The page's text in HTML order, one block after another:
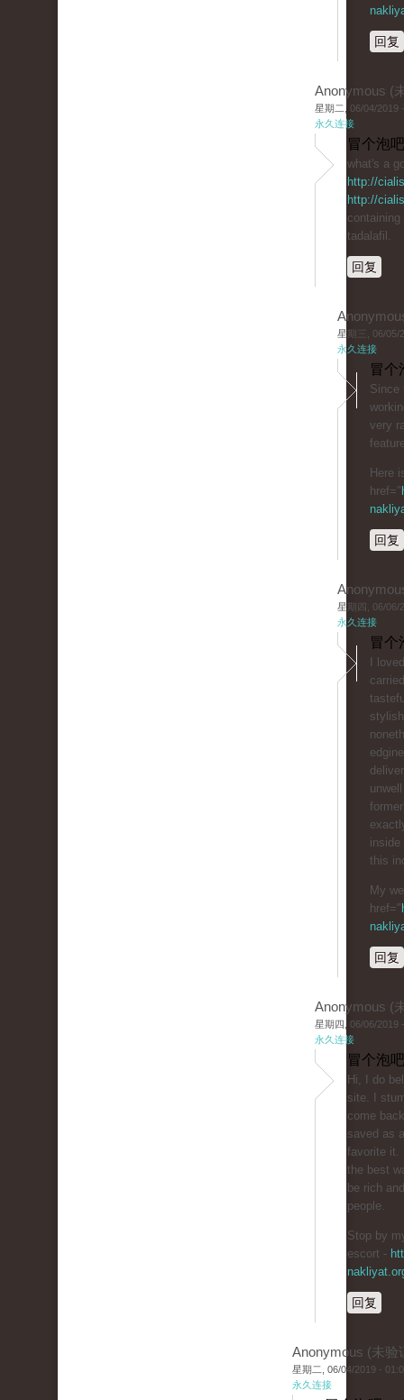
回复
Anonymous (
星期二, 06/04/2019
永久连接
冒个泡
what's a
http://
http://
containing
tadalafil.
回复
星期三, 06/05/
永久连接
冒个
Since
very
Here
href="
回复
星期四, 06/06/
永久连接
冒个
I
this
My
href="
回复
Anonymous (
星期四, 06/06/2019
永久连接
冒个泡
Hi, I do
site. I
come
saved as a
favorite it.
the best
be rich
people.
Stop by
escort -
回复
Anonymous (未验
星期二, 06/04/2019 -
永久连接